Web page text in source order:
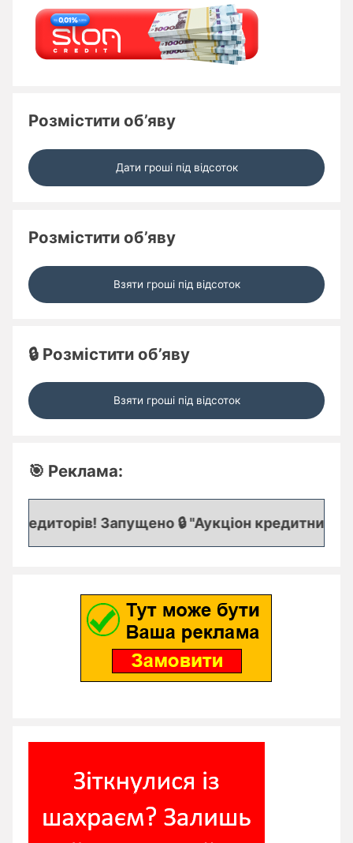
Розмістити об’яву
Дати гроші під відсоток
Розмістити об’яву
Взяти гроші під відсоток
🔒 Розмістити об’яву
Взяти гроші під відсоток
🎯 Реклама:
Запущено 🔒 "Аукціон кредитних